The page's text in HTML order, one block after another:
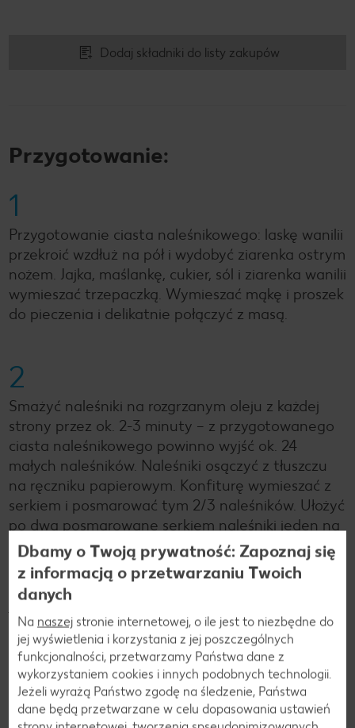
Dodaj składniki do listy zakupów
Przygotowanie:
1
Przygotowanie ciasta naleśnikowego: laskę wanilii
przekroić wzdłuż na pół i wydobyć ziarenka ostrym
nożem. Jajka, maślankę, cukier, sól i ziarenka wanilii
wymieszać trzepaczką. Wymieszać mąkę i proszek
do pieczenia i delikatnie połączyć z masą.
2
Smażyć naleśniki na rozgrzanym oleju z każdej
strony przez ok. 2-3 minuty – z przygotowanego
ciasta naleśnikowego powinno wyjść ok. 24
małych naleśników. Naleśniki osączyć z tłuszczu
na ręczniku papierowym. Konfiturę wymieszać z
serkiem i posmarować tym 2/3 naleśników. Ułożyć
po dwa posmarowane serkiem naleśniki jeden na
drugim, a na wierzchu położyć jeden
nieposmarowany naleśnik. Jabłko umyć, pokroić
na ćwiartki, usunąć gniazdo nasienne. Ćwiartki
jabłka pokroić na podłużne plasterki i skropić
sokiem cytrynowym.
3
Wieżyczki naleśnikowe ozdobić plasterkami jabłka,
Dbamy o Twoją prywatność: Zapoznaj się
z informacją o przetwarzaniu Twoich
danych
Na naszej stronie internetowej, o ile jest to niezbędne do
jej wyświetlenia i korzystania z jej poszczególnych
funkcjonalności, przetwarzamy Państwa dane z
wykorzystaniem cookies i innych podobnych technologii.
Jeżeli wyrażą Państwo zgodę na śledzenie, Państwa
dane będą przetwarzane w celu dopasowania ustawień